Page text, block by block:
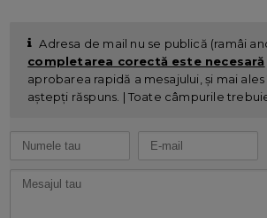
Adresa de mail nu se publică (ramâi
completarea corectă este necesară
aprobarea rapidă a mesajului, și mai
aștepți răspuns. | Toate câmpurile